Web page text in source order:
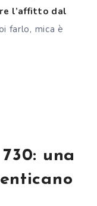
l’affitto dal
farlo, mica è
una